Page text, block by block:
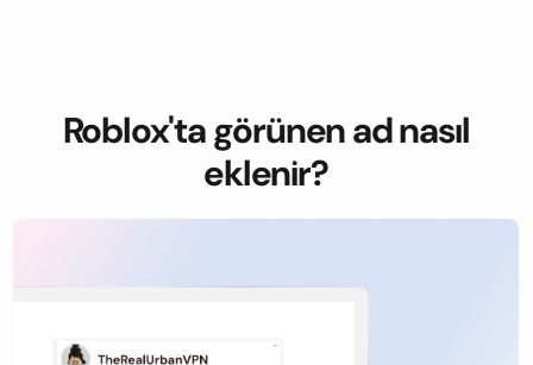
Roblox'ta görünen ad nasıl
eklenir?